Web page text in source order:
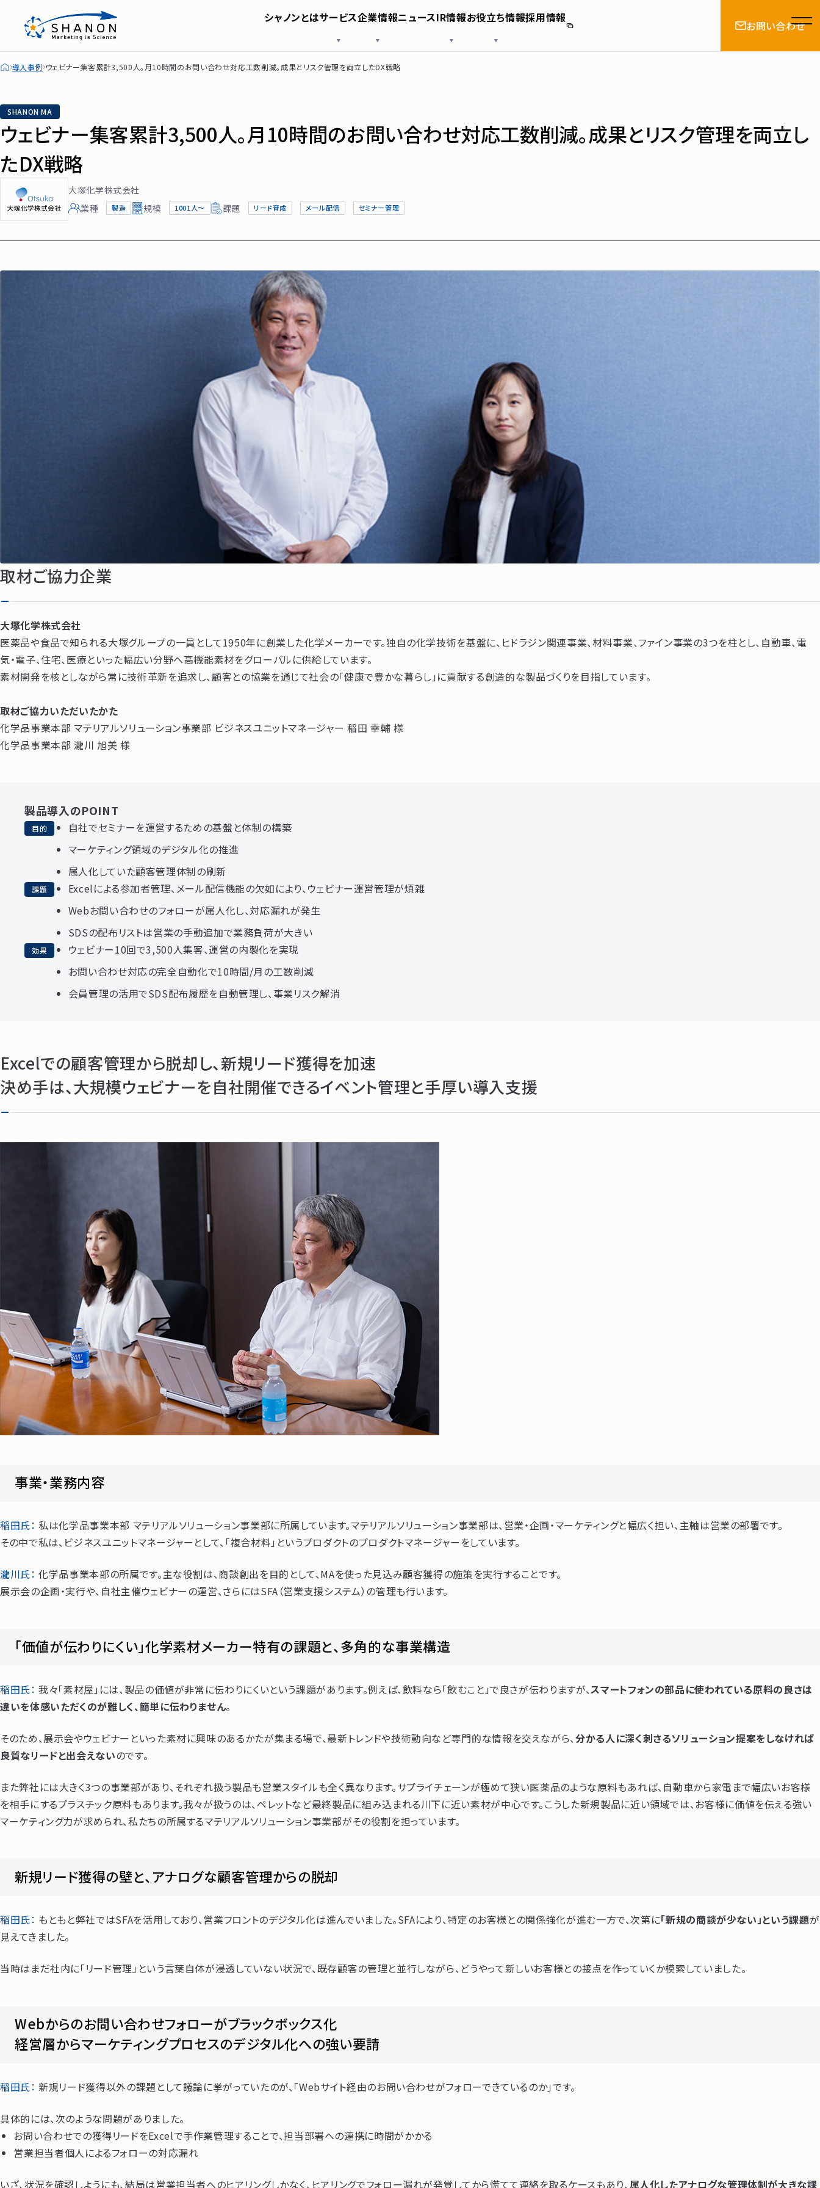
シャノンとはサービス企業情報ニュースIR情報お役立ち情報採用情報
お問い合わせ
IRライブラリ
株式情報
IRガイド
FAQ
コーポレートガバナンス
シャノンのブログ
SNS公式アカウント シャノンとは
導入事例 ウェビナー集客累計3,500人。月10時間のお問い合わせ対応工数削減。成果とリスク管理を両立したDX戦略
SHANON MA
ウェビナー集客累計3,500人。月10時間のお問い合わせ対応工数削減。成果とリスク管理を両立し
たDX戦略
大塚化学株式会社
業種
製造 規模 1001人〜 課題 リード育成 メール配信 セミナー管理
取材ご協力企業
大塚化学株式会社
医薬品や食品で知られる大塚グループの一員として1950年に創業した化学メーカーです。独自の化学技術を基盤に、ヒドラジン関連事業、材料事業、ファイン事業の3つを柱とし、自動車、電
気・電子、住宅、医療といった幅広い分野へ高機能素材をグローバルに供給しています。
素材開発を核としながら常に技術革新を追求し、顧客との協業を通じて社会の「健康で豊かな暮らし」に貢献する創造的な製品づくりを目指しています。
取材ご協力いただいたかた
化学品事業本部 マテリアルソリューション事業部 ビジネスユニットマネージャー 稲田 幸輔 様
化学品事業本部 瀧川 旭美 様
製品導入のPOINT
目的
自社でセミナーを運営するための基盤と体制の構築
マーケティング領域のデジタル化の推進
属人化していた顧客管理体制の刷新
課題
Excelによる参加者管理、メール配信機能の欠如により、ウェビナー運営管理が煩雑
Webお問い合わせのフォローが属人化し、対応漏れが発生
SDSの配布リストは営業の手動追加で業務負荷が大きい
効果
ウェビナー10回で3,500人集客、運営の内製化を実現
お問い合わせ対応の完全自動化で10時間/月の工数削減
会員管理の活用でSDS配布履歴を自動管理し、事業リスク解消
Excelでの顧客管理から脱却し、新規リード獲得を加速
決め手は、大規模ウェビナーを自社開催できるイベント管理と手厚い導入支援
事業・業務内容
稲田氏： 私は化学品事業本部 マテリアルソリューション事業部に所属しています。マテリアルソリューション事業部は、営業・企画・マーケティングと幅広く担い、主軸は営業の部署です。
その中で私は、ビジネスユニットマネージャーとして、「複合材料」というプロダクトのプロダクトマネージャーをしています。
瀧川氏： 化学品事業本部の所属です。主な役割は、商談創出を目的として、MAを使った見込み顧客獲得の施策を実行することです。
展示会の企画・実行や、自社主催ウェビナーの運営、さらにはSFA（営業支援システム）の管理も行います。
「価値が伝わりにくい」化学素材メーカー特有の課題と、多角的な事業構造
稲田氏： 我々「素材屋」には、製品の価値が非常に伝わりにくいという課題があります。例えば、飲料なら「飲むこと」で良さが伝わりますが、スマートフォンの部品に使われている原料の良さは
違いを体感いただくのが難しく、簡単に伝わりません。
そのため、展示会やウェビナーといった素材に興味のあるかたが集まる場で、最新トレンドや技術動向など専門的な情報を交えながら、分かる人に深く刺さるソリューション提案をしなければ
良質なリードと出会えないのです。
また弊社には大きく3つの事業部があり、それぞれ扱う製品も営業スタイルも全く異なります。サプライチェーンが極めて狭い医薬品のような原料もあれば、自動車から家電まで幅広いお客様
を相手にするプラスチック原料もあります。我々が扱うのは、ペレットなど最終製品に組み込まれる川下に近い素材が中心です。こうした新規製品に近い領域では、お客様に価値を伝える強い
マーケティング力が求められ、私たちの所属するマテリアルソリューション事業部がその役割を担っています。
新規リード獲得の壁と、アナログな顧客管理からの脱却
稲田氏： もともと弊社ではSFAを活用しており、営業フロントのデジタル化は進んでいました。SFAにより、特定のお客様との関係強化が進む一方で、次第に「新規の商談が少ない」という課題が
見えてきました。
当時はまだ社内に「リード管理」という言葉自体が浸透していない状況で、既存顧客の管理と並行しながら、どうやって新しいお客様との接点を作っていくか模索していました。
Webからのお問い合わせフォローがブラックボックス化
経営層からマーケティングプロセスのデジタル化への強い要請
稲田氏： 新規リード獲得以外の課題として議論に挙がっていたのが、「Webサイト経由のお問い合わせがフォローできているのか」です。
具体的には、次のような問題がありました。
お問い合わせでの獲得リードをExcelで手作業管理することで、担当部署への連携に時間がかかる
営業担当者個人によるフォローの対応漏れ
いざ、状況を確認しようにも、結局は営業担当者へのヒアリングしかなく、ヒアリングでフォロー漏れが発覚してから慌てて連絡を取るケースもあり、 属人化したアナログな管理体制が大きな課